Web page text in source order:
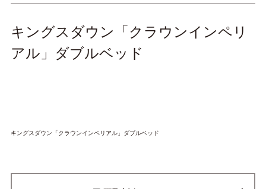
キングスダウン「クラウンインペリ
アル」ダブルベッド
キングスダウン「クラウンインペリアル」ダブルベッド